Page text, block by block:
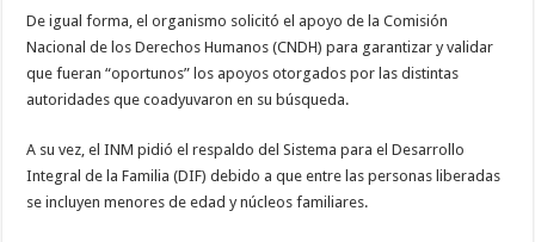
De igual forma, el organismo solicitó el apoyo de la Comisión
Nacional de los Derechos Humanos (CNDH) para garantizar y validar
que fueran “oportunos” los apoyos otorgados por las distintas
autoridades que coadyuvaron en su búsqueda.
A su vez, el INM pidió el respaldo del Sistema para el Desarrollo
Integral de la Familia (DIF) debido a que entre las personas liberadas
se incluyen menores de edad y núcleos familiares.